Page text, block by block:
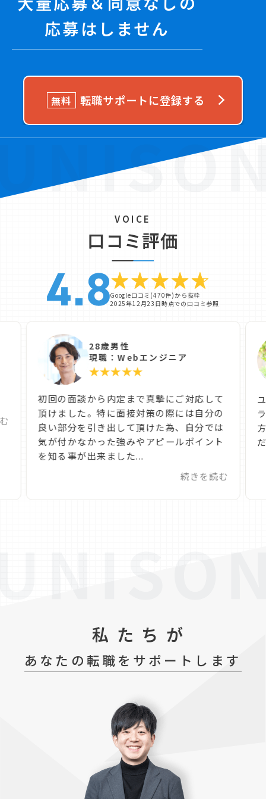
応募はしません
無料 転職サポートに登録する
VOICE
口コミ評価
Google口コミ(470件)から抜粋
2025年12月23日時点での口コミ参照
28歳男性
現職：Webエンジニア
★★★★★
初回の面談から内定まで真摯にご対応して
頂けました。特に面接対策の際には自分の
良い部分を引き出して頂けた為、自分では
気が付かなかった強みやアピールポイント
を知る事が出来ました...
続きを読む
私たちが
あなたの転職をサポートします